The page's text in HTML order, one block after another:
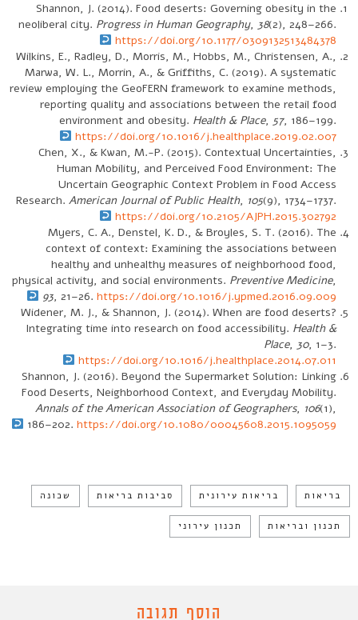
Shannon, J. (2014). Food deserts: Governing obesity in the
neoliberal city. Progress in Human Geography, 38(2), 248–266.
https://doi.org/10.1177/0309132513484378
Wilkins, E., Radley, D., Morris, M., Hobbs, M., Christensen, A.,
Marwa, W. L., Morrin, A., & Griffiths, C. (2019). A systematic
review employing the GeoFERN framework to examine methods,
reporting quality and associations between the retail food
environment and obesity. Health & Place, 57, 186–199.
https://doi.org/10.1016/j.healthplace.2019.02.007
Chen, X., & Kwan, M.-P. (2015). Contextual Uncertainties,
Human Mobility, and Perceived Food Environment: The
Uncertain Geographic Context Problem in Food Access
Research. American Journal of Public Health, 105(9), 1734–1737.
https://doi.org/10.2105/AJPH.2015.302792
Myers, C. A., Denstel, K. D., & Broyles, S. T. (2016). The
context of context: Examining the associations between
healthy and unhealthy measures of neighborhood food,
physical activity, and social environments. Preventive Medicine,
93, 21–26. https://doi.org/10.1016/j.ypmed.2016.09.009
Widener, M. J., & Shannon, J. (2014). When are food deserts?
Integrating time into research on food accessibility. Health &
Place, 30, 1–3.
https://doi.org/10.1016/j.healthplace.2014.07.011
Shannon, J. (2016). Beyond the Supermarket Solution: Linking
Food Deserts, Neighborhood Context, and Everyday Mobility.
Annals of the American Association of Geographers, 106(1),
186–202. https://doi.org/10.1080/00045608.2015.1095059
בריאות בריאות עירונית סביבות בריאות שכונה
תכנון ובריאות תכנון עירוני
הוסף תגובה